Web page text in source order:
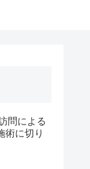
問による
術に切り